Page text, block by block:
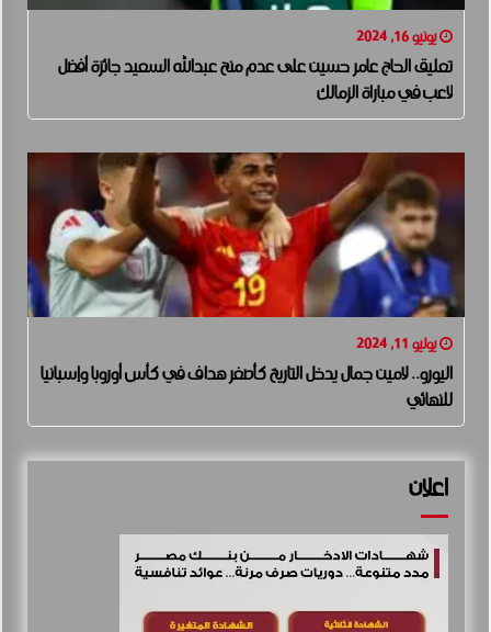
يونيو 16, 2024
تعليق الحاج عامر حسين على عدم منح عبدالله السعيد جائزة أفضل
لاعب في مباراة الزمالك
يوليو 11, 2024
اليورو.. لامين جمال يدخل التاريخ كأصغر هداف في كأس أوروبا وإسبانيا
للنهائي
اعلان